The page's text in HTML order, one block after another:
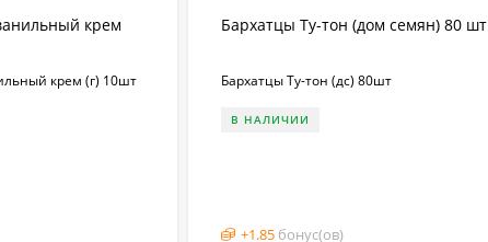
крем
крем (г) 10шт
Бархатцы Ту-тон (дом семян) 80 шт
Бархатцы Ту-тон (дс) 80шт
В НАЛИЧИИ
+1.85 бонус(ов)